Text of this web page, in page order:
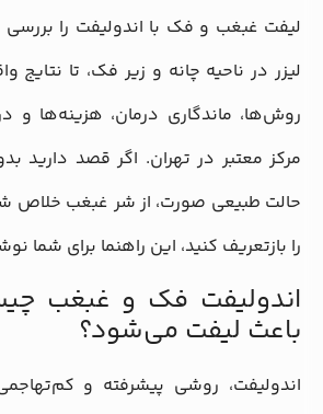
لیفت غبغب و فک با اندولیفت را بررسی
لیزر در ناحیه چانه و زیر فک، تا نتایج
روش‌ها، ماندگاری درمان، هزینه‌ها و
مرکز معتبر در تهران. اگر قصد دارید
حالت طبیعی صورت، از شر غبغب خلاص
را بازتعریف کنید، این راهنما برای شما
اندولیفت فک و غبغب
باعث لیفت می‌شود؟
اندولیفت، روشی پیشرفته و